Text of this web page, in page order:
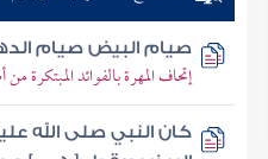
صيام البيض صيام
إتحاف المهرة بالفوائد المبتكرة
كان النبي صلى الله